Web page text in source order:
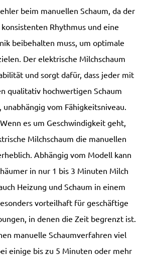
beim manuellen Schaum, da der
Rhythmus und eine
beibehalten muss, um optimale
Der elektrische Milchschaum
und sorgt dafür, dass jeder mit
qualitativ hochwertigen Schaum
vom Fähigkeitsniveau.
es um Geschwindigkeit geht,
Milchschaum die manuellen
Abhängig vom Modell kann
in nur 1 bis 3 Minuten Milch
Heizung und Schaum in einem
vorteilhaft für geschäftige
in denen die Zeit begrenzt ist.
manuelle Schaumverfahren viel
einige bis zu 5 Minuten oder mehr